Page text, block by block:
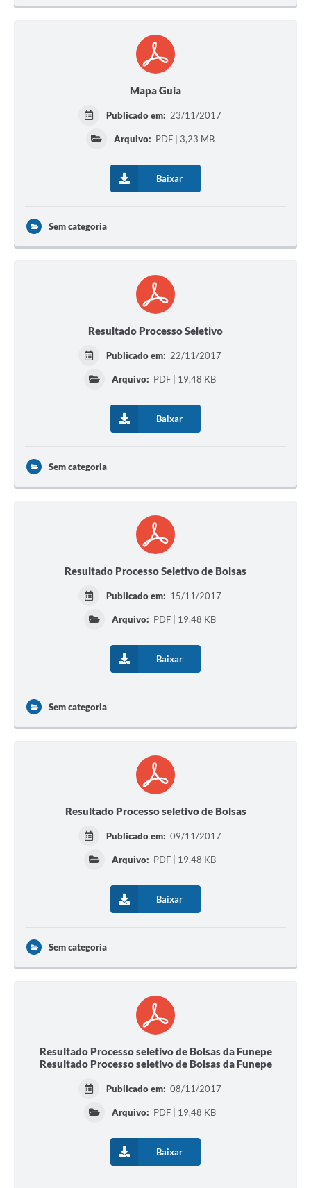
Mapa Guia
Publicado em: 23/11/2017
Arquivo: PDF | 3,23 MB
Baixar
Sem categoria
Resultado Processo Seletivo
Publicado em: 22/11/2017
Arquivo: PDF | 19,48 KB
Baixar
Sem categoria
Resultado Processo Seletivo de Bolsas
Publicado em: 15/11/2017
Arquivo: PDF | 19,48 KB
Baixar
Sem categoria
Resultado Processo seletivo de Bolsas
Publicado em: 09/11/2017
Arquivo: PDF | 19,48 KB
Baixar
Sem categoria
Resultado Processo seletivo de Bolsas da Funepe
Resultado Processo seletivo de Bolsas da Funepe
Publicado em: 08/11/2017
Arquivo: PDF | 19,48 KB
Baixar